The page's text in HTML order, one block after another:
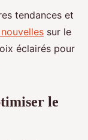
tendances et
sur le
éclairés pour
le